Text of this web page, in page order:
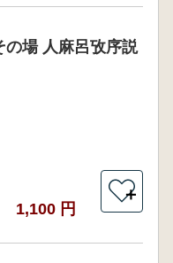
の場 人麻呂攷序説
1,100 円
＋